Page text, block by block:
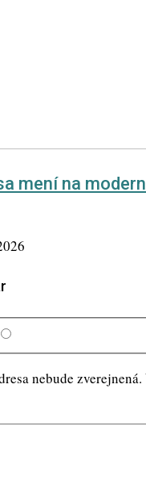
mení na
nebude zverejnená.